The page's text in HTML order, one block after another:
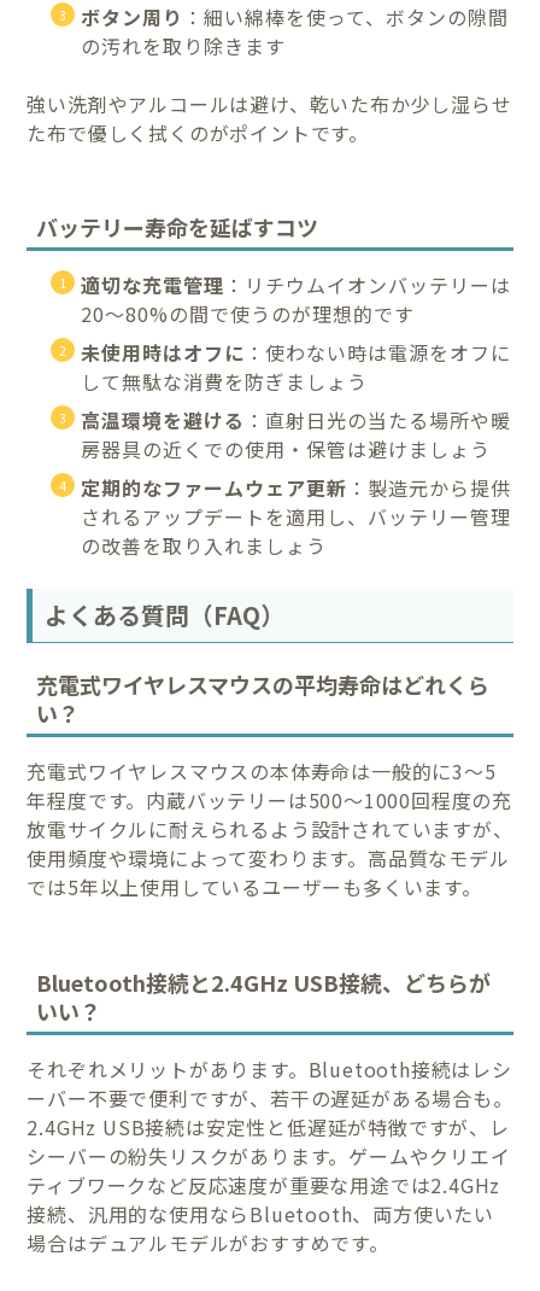
ボタン周り ：細い綿棒を使って、ボタンの隙間
の汚れを取り除きます
強い洗剤やアルコールは避け、乾いた布か少し湿らせ
た布で優しく拭くのがポイントです。
バッテリー寿命を延ばすコツ
適切な充電管理 ：リチウムイオンバッテリーは
20〜80%の間で使うのが理想的です
未使用時はオフに ：使わない時は電源をオフに
して無駄な消費を防ぎましょう
高温環境を避ける ：直射日光の当たる場所や暖
房器具の近くでの使用・保管は避けましょう
定期的なファームウェア更新 ：製造元から提供
されるアップデートを適用し、バッテリー管理
の改善を取り入れましょう
よくある質問（FAQ）
充電式ワイヤレスマウスの平均寿命はどれくら
い？
充電式ワイヤレスマウスの本体寿命は一般的に3〜5
年程度です。内蔵バッテリーは500〜1000回程度の充
放電サイクルに耐えられるよう設計されていますが、
使用頻度や環境によって変わります。高品質なモデル
では5年以上使用しているユーザーも多くいます。
Bluetooth接続と2.4GHz USB接続、どちらが
いい？
それぞれメリットがあります。Bluetooth接続はレシ
ーバー不要で便利ですが、若干の遅延がある場合も。
2.4GHz USB接続は安定性と低遅延が特徴ですが、レ
シーバーの紛失リスクがあります。ゲームやクリエイ
ティブワークなど反応速度が重要な用途では2.4GHz
接続、汎用的な使用ならBluetooth、両方使いたい
場合はデュアルモデルがおすすめです。